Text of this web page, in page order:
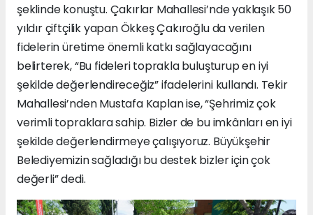
şeklinde konuştu. Çakırlar Mahallesi’nde yaklaşık 50
yıldır çiftçilik yapan Ökkeş Çakıroğlu da verilen
fidelerin üretime önemli katkı sağlayacağını
belirterek, “Bu fideleri toprakla buluşturup en iyi
şekilde değerlendireceğiz” ifadelerini kullandı. Tekir
Mahallesi’nden Mustafa Kaplan ise, “Şehrimiz çok
verimli topraklara sahip. Bizler de bu imkânları en iyi
şekilde değerlendirmeye çalışıyoruz. Büyükşehir
Belediyemizin sağladığı bu destek bizler için çok
değerli” dedi.